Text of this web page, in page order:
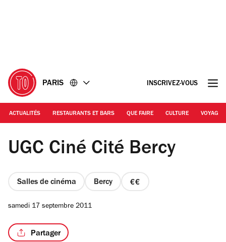
PARIS INSCRIVEZ-VOUS
ACTUALITÉS RESTAURANTS ET BARS QUE FAIRE CULTURE VOYAGE
Heloise Bergman / Time Out | UGC Cinecite
UGC Ciné Cité Bercy
Salles de cinéma Bercy
prix
samedi 17 septembre 2011
Partager